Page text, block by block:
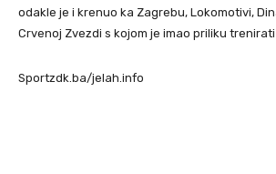
odakle je i krenuo ka Zagrebu, Lokomotivi,
Crvenoj Zvezdi s kojom je imao priliku
Sportzdk.ba/jelah.info